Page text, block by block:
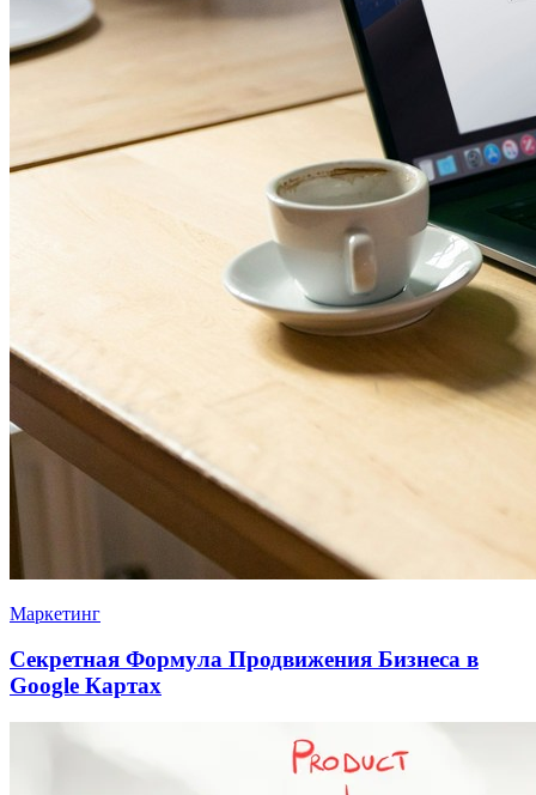
Маркетинг
Секретная Формула Продвижения Бизнеса в
Google Картах